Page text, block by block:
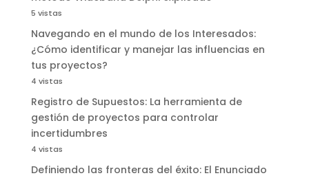
5 vistas
Navegando en el mundo de los Interesados:
¿Cómo identificar y manejar las influencias en
tus proyectos?
4 vistas
Registro de Supuestos: La herramienta de
gestión de proyectos para controlar
incertidumbres
4 vistas
Definiendo las fronteras del éxito: El Enunciado